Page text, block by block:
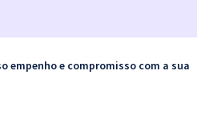
empenho e compromisso com a sua